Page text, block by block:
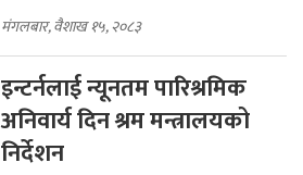
मंगलबार, वैशाख १५, २०८३
इन्टर्नलाई न्यूनतम पारिश्रमिक
अनिवार्य दिन श्रम मन्त्रालयको
निर्देशन